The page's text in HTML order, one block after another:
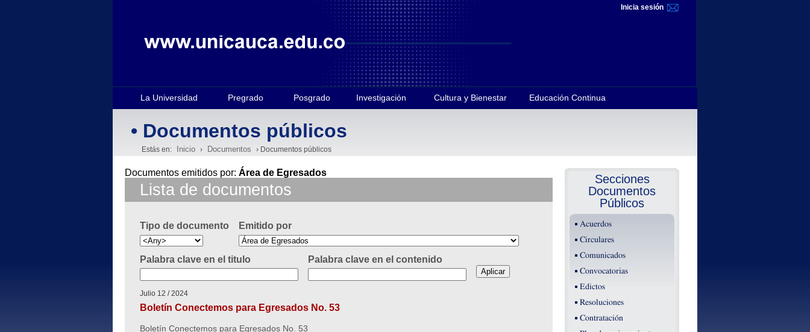
Inicia sesión
La Universidad Pregrado Posgrado Investigación Cultura y Bienestar Educación Continua
• Documentos públicos
Estás en: Inicio › Documentos › Documentos públicos
Documentos emitidos por: Área de Egresados
Lista de documentos
Tipo de documento Emitido por
Palabra clave en el titulo Palabra clave en el contenido
Julio 12 / 2024
Boletín Conectemos para Egresados No. 53
Boletín Conectemos para Egresados No. 53
Secciones
Documentos
Públicos
Acuerdos
Circulares
Comunicados
Convocatorias
Edictos
Resoluciones
Contratación